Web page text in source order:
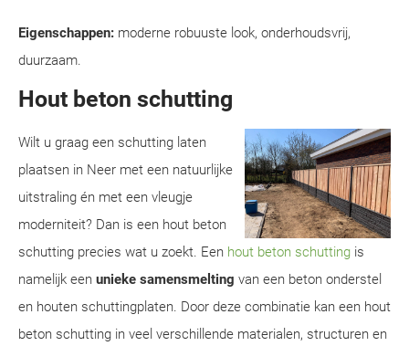
Eigenschappen: moderne robuuste look, onderhoudsvrij,
duurzaam.
Hout beton schutting
Wilt u graag een schutting laten
plaatsen in Neer met een natuurlijke
uitstraling én met een vleugje
moderniteit? Dan is een hout beton
schutting precies wat u zoekt. Een hout beton schutting is
namelijk een unieke samensmelting van een beton onderstel
en houten schuttingplaten. Door deze combinatie kan een hout
beton schutting in veel verschillende materialen, structuren en